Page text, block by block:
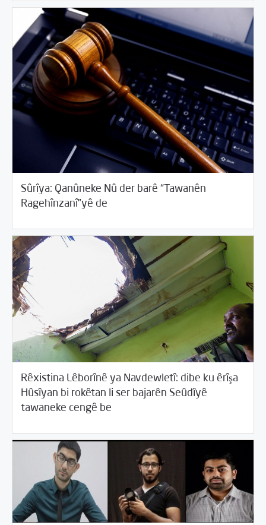
Sûrîya: Qanûneke Nû der barê “Tawanên
Ragehînzanî”yê de
13/2018 Cîhana Erebî/Rotator
Rêxistina Lêborînê ya Navdewletî: dibe ku êrîşa
Hûsîyan bi rokêtan li ser bajarên Seûdîyê
tawaneke cengê be
13/2018
Erebî/Desthilata pêncemîn/Rotator